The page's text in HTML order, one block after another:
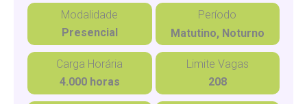
Modalidade
Presencial
Período
Matutino, Noturno
Carga Horária
4.000 horas
Limite Vagas
208